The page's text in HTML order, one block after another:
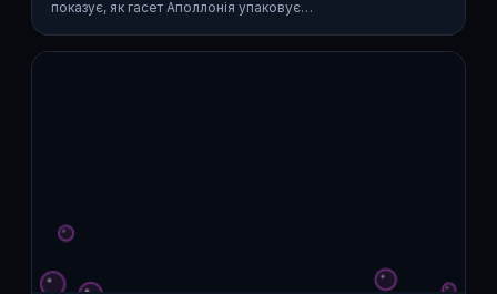
показує, як гасет Аполлонія упаковує…